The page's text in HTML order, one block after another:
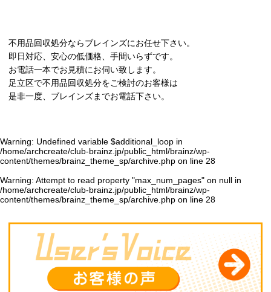
不用品回収処分ならブレインズにお任せ下さい。
即日対応、安心の低価格、手間いらずです。
お電話一本でお見積にお伺い致します。
足立区で不用品回収処分をご検討のお客様は
是非一度、ブレインズまでお電話下さい。
Warning: Undefined variable $additional_loop in
/home/archcreate/club-brainz.jp/public_html/brainz/wp-
content/themes/brainz_theme_sp/archive.php on line 28
Warning: Attempt to read property "max_num_pages" on null in
/home/archcreate/club-brainz.jp/public_html/brainz/wp-
content/themes/brainz_theme_sp/archive.php on line 28